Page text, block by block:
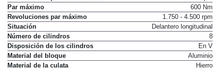
Revoluciones potencia máxima
5.500 - 6.400 rpm
Par máximo
600 Nm
Revoluciones par máximo
1.750 - 4.500 rpm
Situación
Delantero longitudinal
Número de cilindros
8
Disposición de los cilindros
En V
Material del bloque
Aluminio